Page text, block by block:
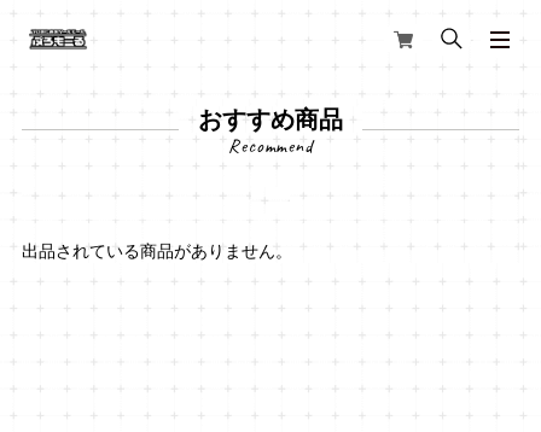
おすすめ商品
出品されている商品がありません。